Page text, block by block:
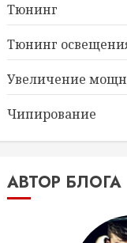
Тюнинг
Тюнинг
Увеличение
Чипирование
АВТОР БЛОГА